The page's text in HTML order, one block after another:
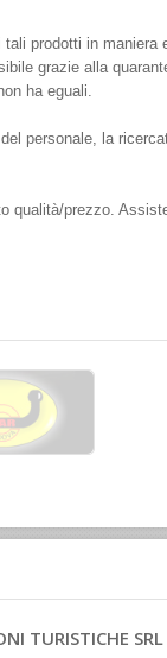
prodotti in
grazie alla
ha eguali.
personale, la
qualità/prezzo.
TURISTICHE SRL